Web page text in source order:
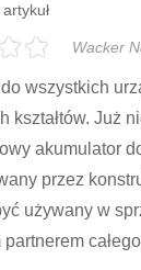
Wacker
wszystkich
kształtów. Już
akumulator
przez
używany w